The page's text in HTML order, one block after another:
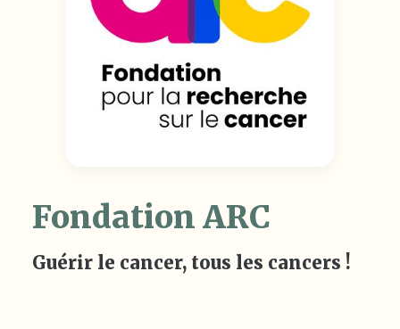
Fondation ARC
Guérir le cancer, tous les cancers !